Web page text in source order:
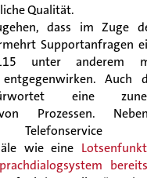
Qualität.
dass im Zuge
Supportanfragen
unter anderem
Auch
eine
Prozessen.
wie eine